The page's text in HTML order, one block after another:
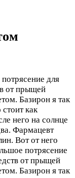
для
от прыщей
Базирон я так
как
него на солнце
Фармацевт
Вот от него
потрясение
от прыщей
Базирон я так